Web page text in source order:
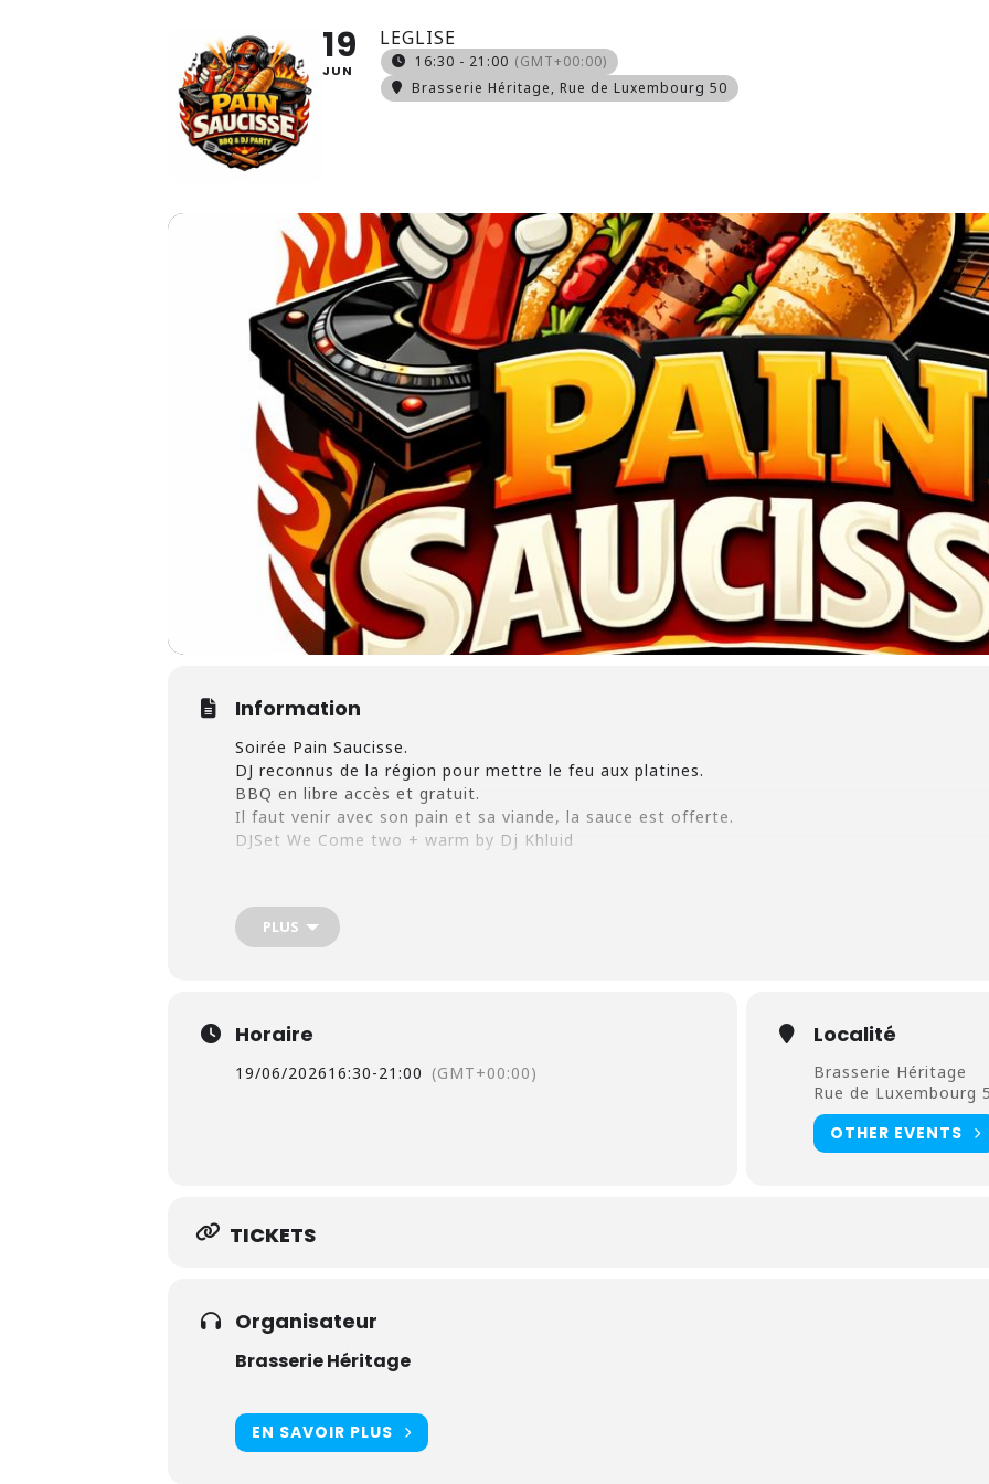
19
JUN
LEGLISE
16:30 - 21:00 (GMT+00:00)
Brasserie Héritage, Rue de Luxembourg 50
Information
Soirée Pain Saucisse.
DJ reconnus de la région pour mettre le feu aux platines.
BBQ en libre accès et gratuit.
Il faut venir avec son pain et sa viande, la sauce est offerte.
DJSet We Come two + warm by Dj Khluid
PLUS
Horaire
19/06/202616:30-21:00 (GMT+00:00)
Localité
Brasserie Héritage
Rue de Luxembourg
OTHER EVENTS
TICKETS
Organisateur
Brasserie Héritage
EN SAVOIR PLUS